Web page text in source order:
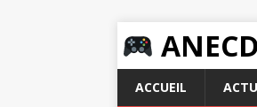
ACCUEIL ACTU